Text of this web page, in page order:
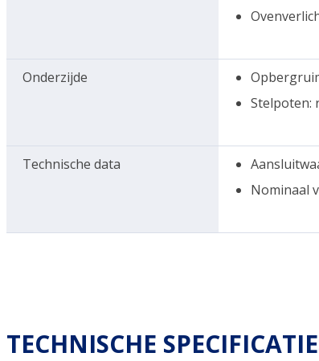
Onderzijde
Stelpoten:
Technische data
Nominaal
TECHNISCHE